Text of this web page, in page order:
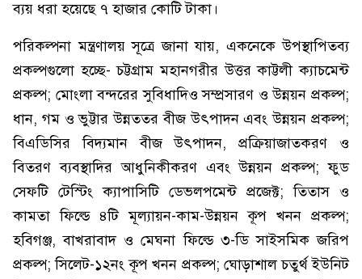
ব্যয় ধরা হয়েছে ৭ হাজার কোটি টাকা।
পরিকল্পনা মন্ত্রণালয় সূত্রে জানা যায়, একনেকে উপস্থাপিতব্য
প্রকল্পগুলো হচ্ছে- চট্টগ্রাম মহানগরীর উত্তর কাট্টলী ক্যাচমেন্ট
প্রকল্প; মোংলা বন্দরের সুবিধাদিও সম্প্রসারণ ও উন্নয়ন প্রকল্প;
ধান, গম ও ভুট্টার উন্নততর বীজ উৎপাদন এবং উন্নয়ন প্রকল্প;
বিএডিসির বিদ্যমান বীজ উৎপাদন, প্রক্রিয়াজাতকরণ ও
বিতরণ ব্যবস্থাদির আধুনিকীকরণ এবং উন্নয়ন প্রকল্প; ফুড
সেফটি টেস্টিং ক্যাপাসিটি ডেভলপমেন্ট প্রজেক্ট; তিতাস ও
কামতা ফিল্ডে ৪টি মূল্যায়ন-কাম-উন্নয়ন কূপ খনন প্রকল্প;
হবিগঞ্জ, বাখরাবাদ ও মেঘনা ফিল্ডে ৩-ডি সাইসমিক জরিপ
প্রকল্প; সিলেট-১২নং কূপ খনন প্রকল্প; ঘোড়াশাল চতুর্থ ইউনিট